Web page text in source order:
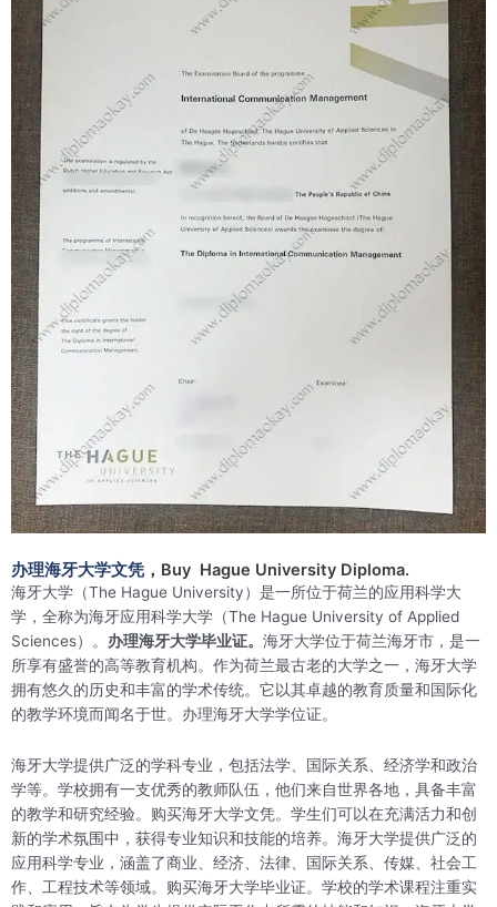
办理海牙大学文凭 ，Buy Hague University Diploma.
海牙大学（The Hague University）是一所位于荷兰的应用科学大
学，全称为海牙应用科学大学（The Hague University of Applied
Sciences）。 办理海牙大学毕业证。 海牙大学位于荷兰海牙市，是一
所享有盛誉的高等教育机构。作为荷兰最古老的大学之一，海牙大学
拥有悠久的历史和丰富的学术传统。它以其卓越的教育质量和国际化
的教学环境而闻名于世。办理海牙大学学位证。
海牙大学提供广泛的学科专业，包括法学、国际关系、经济学和政治
学等。学校拥有一支优秀的教师队伍，他们来自世界各地，具备丰富
的教学和研究经验。购买海牙大学文凭。学生们可以在充满活力和创
新的学术氛围中，获得专业知识和技能的培养。海牙大学提供广泛的
应用科学专业，涵盖了商业、经济、法律、国际关系、传媒、社会工
作、工程技术等领域。购买海牙大学毕业证。学校的学术课程注重实